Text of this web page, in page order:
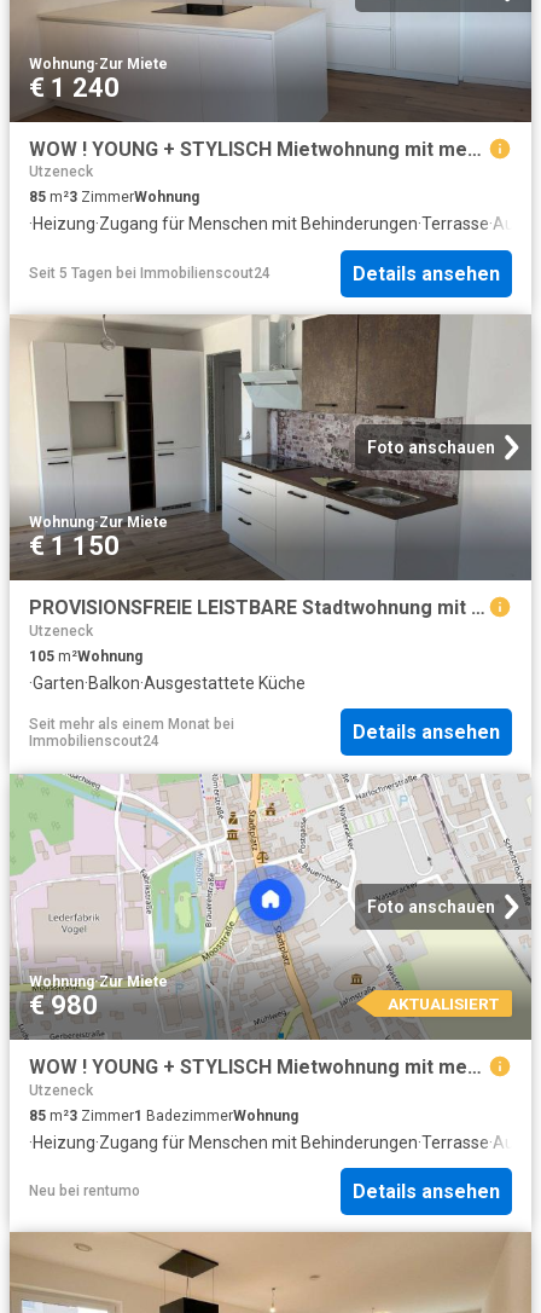
Wohnung·Zur Miete
€ 1 240
WOW ! YOUNG + STYLISCH Mietwohnung mit mega großer Dachterrasse !
Utzeneck
85 m²3 ZimmerWohnung
·Heizung·Zugang für Menschen mit Behinderungen·Terrasse·
Seit 5 Tagen bei Immobilienscout24 Details ansehen
Foto anschauen
Wohnung·Zur Miete
€ 1 150
PROVISIONSFREIE LEISTBARE Stadtwohnung mit großen Balkon & Garten ab SOFORT zu beziehen!
Utzeneck
105 m²Wohnung
·Garten·Balkon·Ausgestattete Küche
Seit mehr als einem Monat bei
Immobilienscout24
Details ansehen
Foto anschauen
Wohnung·Zur Miete
€ 980 AKTUALISIERT
WOW ! YOUNG + STYLISCH Mietwohnung mit mega großer Dachterrasse !
Utzeneck
85 m²3 Zimmer1 BadezimmerWohnung
·Heizung·Zugang für Menschen mit Behinderungen·Terrasse·
Neu bei rentumo Details ansehen